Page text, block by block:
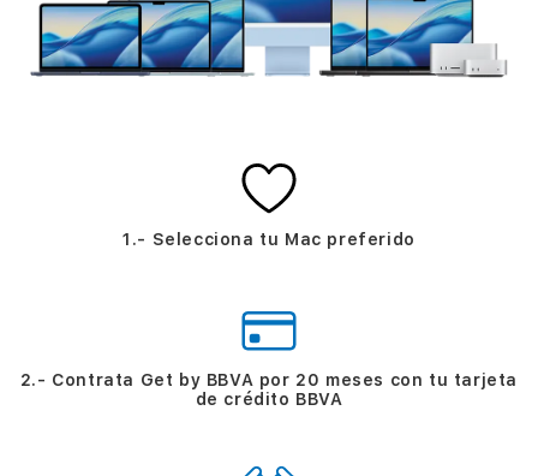
1.- Selecciona tu Mac preferido
2.- Contrata Get by BBVA por 20 meses con tu tarjeta
de crédito BBVA